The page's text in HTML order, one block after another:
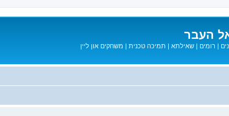
העבר
| רומים | שאילתא | תמיכה טכנית | משחקים און ליין